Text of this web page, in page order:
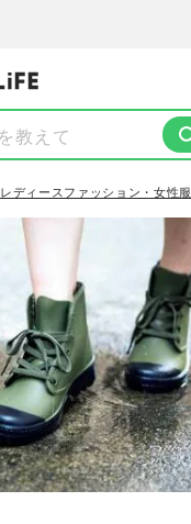
レディースファッション・女性服